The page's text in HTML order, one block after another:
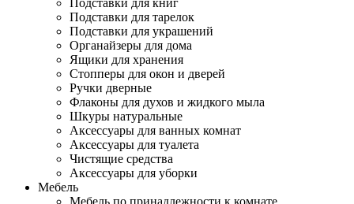
Подставки для книг
Подставки для тарелок
Подставки для украшений
Органайзеры для дома
Ящики для хранения
Стопперы для окон и дверей
Ручки дверные
Флаконы для духов и жидкого мыла
Шкуры натуральные
Аксессуары для ванных комнат
Аксессуары для туалета
Чистящие средства
Аксессуары для уборки
Мебель
Мебель по принадлежности к комнате